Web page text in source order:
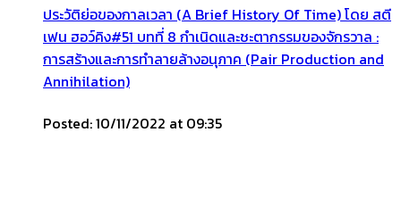
ประวัติย่อของกาลเวลา (A Brief History Of Time) โดย สตี
เฟน ฮอว์คิง#51 บทที่ 8 กำเนิดและชะตากรรมของจักรวาล :
การสร้างและการทำลายล้างอนุภาค (Pair Production and
Annihilation)
Posted: 10/11/2022 at 09:35